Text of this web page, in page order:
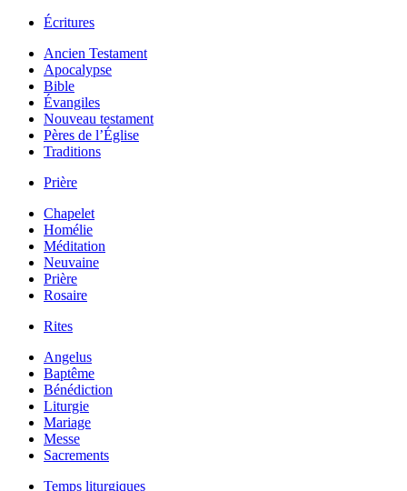
Écritures
Ancien Testament
Apocalypse
Bible
Évangiles
Nouveau testament
Pères de l’Église
Traditions
Prière
Chapelet
Homélie
Méditation
Neuvaine
Prière
Rosaire
Rites
Angelus
Baptême
Bénédiction
Liturgie
Mariage
Messe
Sacrements
Temps liturgiques